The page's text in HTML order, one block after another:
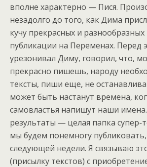
вполне характерно — Пися.
незадолго до того, как Дима
кучу прекрасных и разнообразных
публикации на Переменах. Перед
урезонивал Диму, говорил, что,
прекрасно пишешь, народу
тексты, пиши еще, не
может быть настанут времена,
самовластья напишут наши
результаты — целая папка супер-
мы будем понемногу
следующей недели. Я связываю
(присылку текстов) с